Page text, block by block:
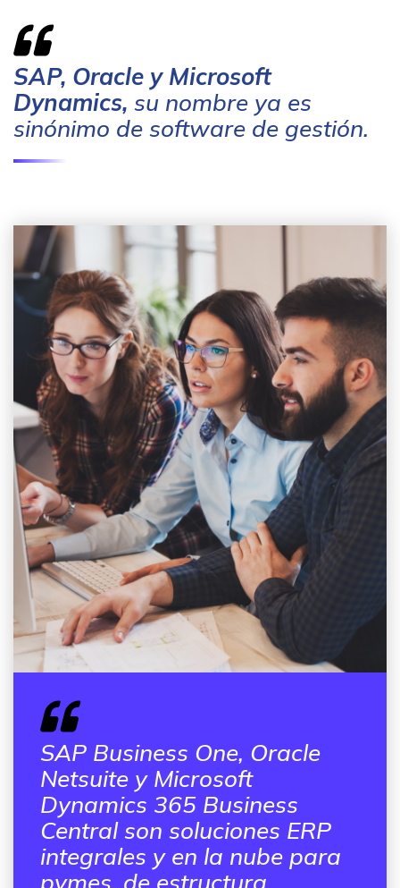
SAP, Oracle y Microsoft
Dynamics, su nombre ya es
sinónimo de software de gestión.
SAP Business One, Oracle
Netsuite y Microsoft
Dynamics 365 Business
Central son soluciones ERP
integrales y en la nube para